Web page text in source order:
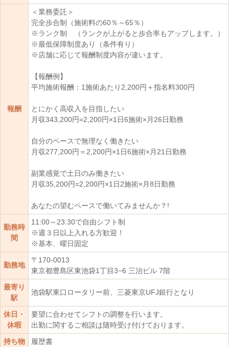
報酬
＜業務委託＞
完全歩合制（施術料の60％～65％）
※ランク制 （ランクが上がると歩合率もアップします。）
※最低保障制度あり（条件有り）
※店舗に応じて報酬制度内容が違います。
【報酬例】
平均施術報酬：1施術あたり2,200円＋指名料300円
とにかく高収入を目指したい
月収343,200円=2,200円×1日6施術×月26日勤務
自分のペースで無理なく働きたい
月収277,200円＝2,200円×1日6施術×月21日勤務
副業感覚で土日のみ働きたい
月収35,200円=2,200円×1日2施術×月8日勤務
あなたの望むペースで働いてみませんか？!
勤務時
間
11:00～23:30で自由シフト制
※週３日以上入れる方歓迎！
※基本、曜日固定
勤務地
〒170-0013
東京都豊島区東池袋1丁目3−6 三治ビル 7階
最寄り
駅
池袋駅東口ロータリー前、三菱東京UFJ銀行となり
休日・
休暇
要望に合わせてシフトの調整を行います。
出勤に関するご相談は随時受け付けております。
持ち物
履歴書